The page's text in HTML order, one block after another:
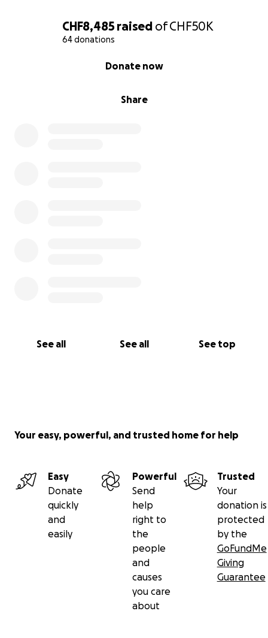
CHF8,485 raised ofCHF50K
64 donations
Share
Donate now
See all See all See top
Öffentlichkeitsarbeit & Projektkommunikation
Your easy, powerful, and trusted home for help
Easy
Donate
quickly
and
easily
Powerful
Send
help
right to
the
people
and
causes
you care
about
Trusted
Your
donation is
protected
by the
GoFundMe
Giving
Guarantee